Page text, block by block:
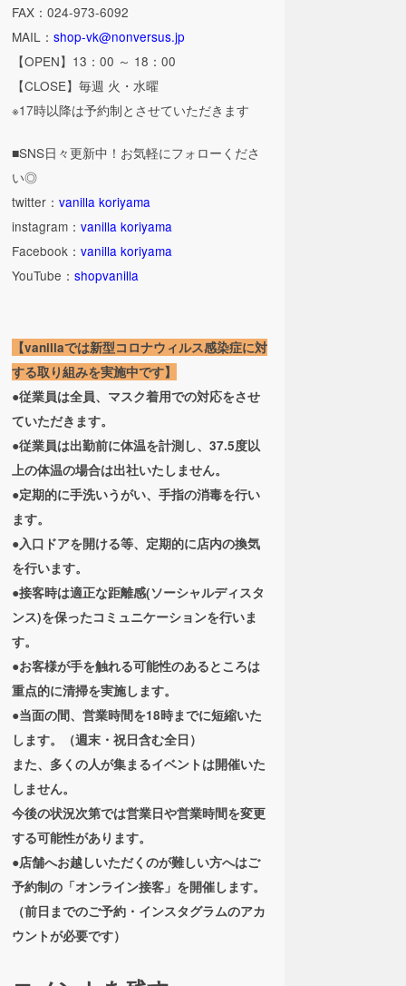
FAX：024-973-6092
MAIL：shop-vk@nonversus.jp
【OPEN】13：00 ～ 18：00
【CLOSE】毎週 火・水曜
※17時以降は予約制とさせていただきます
■SNS日々更新中！お気軽にフォローくださ
い◎
twitter：vanilla koriyama
instagram：vanilla koriyama
Facebook：vanilla koriyama
YouTube：shopvanilla
【vanillaでは新型コロナウィルス感染症に対
する取り組みを実施中です】
●従業員は全員、マスク着用での対応をさせ
ていただきます。
●従業員は出勤前に体温を計測し、37.5度以
上の体温の場合は出社いたしません。
●定期的に手洗いうがい、手指の消毒を行い
ます。
●入口ドアを開ける等、定期的に店内の換気
を行います。
●接客時は適正な距離感(ソーシャルディスタ
ンス)を保ったコミュニケーションを行いま
す。
●お客様が手を触れる可能性のあるところは
重点的に清掃を実施します。
●当面の間、営業時間を18時までに短縮いた
します。（週末・祝日含む全日）
また、多くの人が集まるイベントは開催いた
しません。
今後の状況次第では営業日や営業時間を変更
する可能性があります。
●店舗へお越しいただくのが難しい方へはご
予約制の「オンライン接客」を開催します。
（前日までのご予約・インスタグラムのアカ
ウントが必要です）